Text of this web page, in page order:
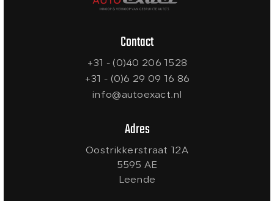
Contact
+31 - (0)40 206 1528
+31 - (0)6 29 09 16 86
info@autoexact.nl
Adres
Oostrikkerstraat 12A
5595 AE
Leende